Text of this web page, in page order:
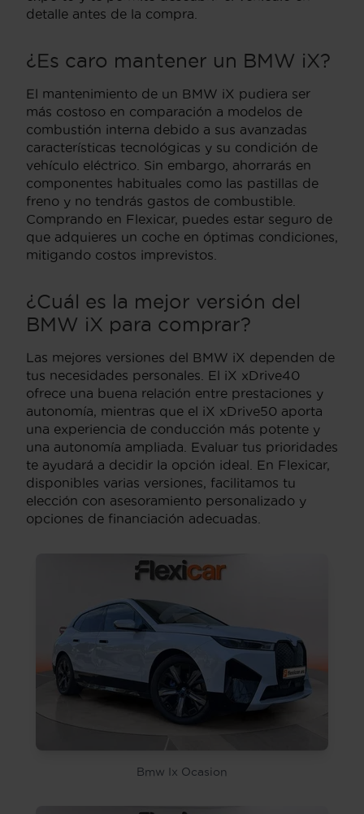
detalle antes de la compra.
¿Es caro mantener un BMW iX?
El mantenimiento de un BMW iX pudiera ser
más costoso en comparación a modelos de
combustión interna debido a sus avanzadas
características tecnológicas y su condición de
vehículo eléctrico. Sin embargo, ahorrarás en
componentes habituales como las pastillas de
freno y no tendrás gastos de combustible.
Comprando en Flexicar, puedes estar seguro de
que adquieres un coche en óptimas condiciones,
mitigando costos imprevistos.
¿Cuál es la mejor versión del
BMW iX para comprar?
Las mejores versiones del BMW iX dependen de
tus necesidades personales. El iX xDrive40
ofrece una buena relación entre prestaciones y
autonomía, mientras que el iX xDrive50 aporta
una experiencia de conducción más potente y
una autonomía ampliada. Evaluar tus prioridades
te ayudará a decidir la opción ideal. En Flexicar,
disponibles varias versiones, facilitamos tu
elección con asesoramiento personalizado y
opciones de financiación adecuadas.
Bmw Ix Ocasion